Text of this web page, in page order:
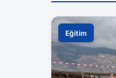
Eğitim